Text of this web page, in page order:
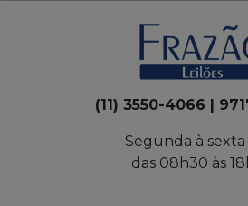
(11) 3550-4066 |
Segunda à
das 08h30 às